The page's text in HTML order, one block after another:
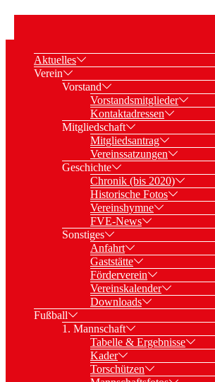
Aktuelles
Verein
Vorstand
Vorstandsmitglieder
Kontaktadressen
Mitgliedschaft
Mitgliedsantrag
Vereinssatzungen
Geschichte
Chronik (bis 2020)
Historische Fotos
Vereinshymne
FVE-News
Sonstiges
Anfahrt
Gaststätte
Förderverein
Vereinskalender
Downloads
Fußball
1. Mannschaft
Tabelle & Ergebnisse
Kader
Torschützen